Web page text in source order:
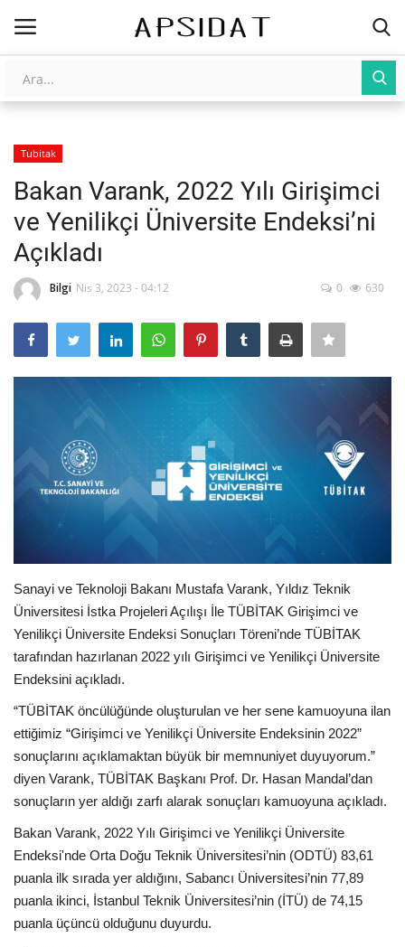
Giriş Kayıt Ol
AnaSayfa
İletişim
Yapay Zeka
Üniversite Yayınları
E-Devlet Sistemleri
Enerji
Tubitak
Teknoloji
Yazılım Dilleri
Makaleler
Programlar
Yazılımlar
Bilgiler
Veritabanı
Tubitak
Bakan Varank, 2022 Yılı Girişimci
ve Yenilikçi Üniversite Endeksi’ni
Açıkladı
Bilgi Nis 3, 2023 - 04:12 0 630
Sanayi ve Teknoloji Bakanı Mustafa Varank, Yıldız Teknik
Üniversitesi İstka Projeleri Açılışı İle TÜBİTAK Girişimci ve
Yenilikçi Üniversite Endeksi Sonuçları Töreni’nde TÜBİTAK
tarafından hazırlanan 2022 yılı Girişimci ve Yenilikçi Üniversite
Endeksini açıkladı.
“TÜBİTAK öncülüğünde oluşturulan ve her sene kamuoyuna ilan
ettiğimiz “Girişimci ve Yenilikçi Üniversite Endeksinin 2022”
sonuçlarını açıklamaktan büyük bir memnuniyet duyuyorum.”
diyen Varank, TÜBİTAK Başkanı Prof. Dr. Hasan Mandal’dan
sonuçların yer aldığı zarfı alarak sonuçları kamuoyuna açıkladı.
Bakan Varank, 2022 Yılı Girişimci ve Yenilikçi Üniversite
Endeksi'nde Orta Doğu Teknik Üniversitesi’nin (ODTÜ) 83,61
puanla ilk sırada yer aldığını, Sabancı Üniversitesi’nin 77,89
puanla ikinci, İstanbul Teknik Üniversitesi’nin (İTÜ) de 74,15
puanla üçüncü olduğunu duyurdu.